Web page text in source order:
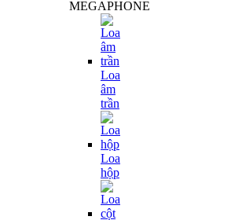
MEGAPHONE
Loa
âm
trần
Loa
hộp